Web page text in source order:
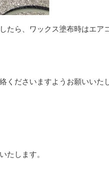
たら、ワックス塗布時はエア
くださいますようお願いいた
たします。